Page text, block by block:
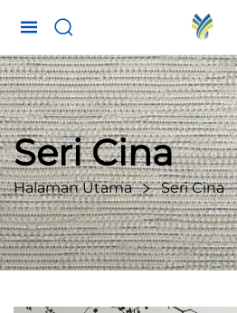
Seri Cina
Halaman Utama Seri Cina